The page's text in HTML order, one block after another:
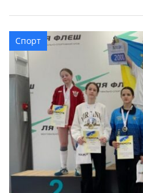
руководству командой. На
наставник будет делать
имеет общий опыт
команды. Вместе с Шараном
Спорт